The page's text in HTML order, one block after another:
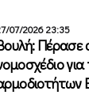
07/2026 23:35
Πέρασε